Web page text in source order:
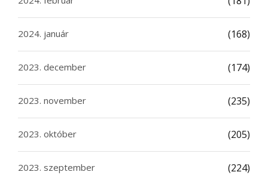
2024. január (168)
2023. december (174)
2023. november (235)
2023. október (205)
2023. szeptember (224)